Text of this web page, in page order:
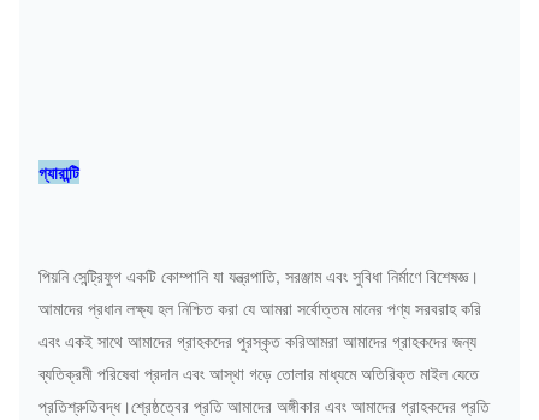
গ্যারান্টি
পিয়নি সেন্ট্রিফুগ একটি কোম্পানি যা যন্ত্রপাতি, সরঞ্জাম এবং সুবিধা নির্মাণে বিশেষজ্ঞ।
আমাদের প্রধান লক্ষ্য হল নিশ্চিত করা যে আমরা সর্বোত্তম মানের পণ্য সরবরাহ করি
এবং একই সাথে আমাদের গ্রাহকদের পুরস্কৃত করিআমরা আমাদের গ্রাহকদের জন্য
ব্যতিক্রমী পরিষেবা প্রদান এবং আস্থা গড়ে তোলার মাধ্যমে অতিরিক্ত মাইল যেতে
প্রতিশ্রুতিবদ্ধ।শ্রেষ্ঠত্বের প্রতি আমাদের অঙ্গীকার এবং আমাদের গ্রাহকদের প্রতি